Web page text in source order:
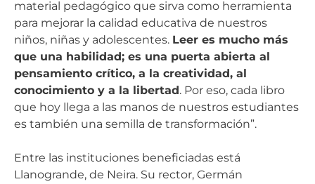
material pedagógico que sirva como herramienta
para mejorar la calidad educativa de nuestros
niños, niñas y adolescentes. Leer es mucho más
que una habilidad; es una puerta abierta al
pensamiento crítico, a la creatividad, al
conocimiento y a la libertad. Por eso, cada libro
que hoy llega a las manos de nuestros estudiantes
es también una semilla de transformación”.
Entre las instituciones beneficiadas está
Llanogrande, de Neira. Su rector, Germán